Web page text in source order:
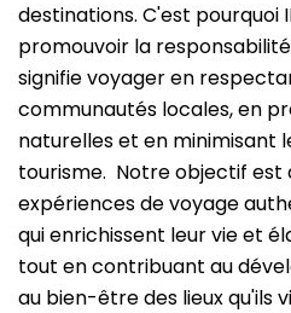
destinations. C'est pourquoi
promouvoir la
signifie voyager en
communautés locales, en
naturelles et en minimisant
tourisme. Notre objectif est
expériences de voyage
qui enrichissent leur vie et
tout en contribuant au
au bien-être des lieux qu'ils